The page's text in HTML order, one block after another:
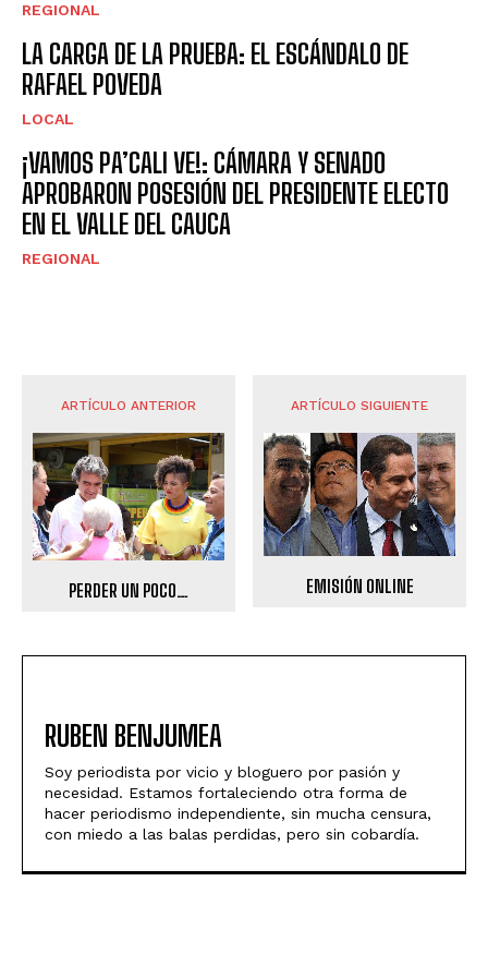
REGIONAL
LA CARGA DE LA PRUEBA: EL ESCÁNDALO DE
RAFAEL POVEDA
LOCAL
¡VAMOS PA’CALI VE!: CÁMARA Y SENADO
APROBARON POSESIÓN DEL PRESIDENTE ELECTO
EN EL VALLE DEL CAUCA
REGIONAL
ARTÍCULO ANTERIOR
PERDER UN POCO…
ARTÍCULO SIGUIENTE
EMISIÓN ONLINE
RUBEN BENJUMEA
Soy periodista por vicio y bloguero por pasión y
necesidad. Estamos fortaleciendo otra forma de
hacer periodismo independiente, sin mucha censura,
con miedo a las balas perdidas, pero sin cobardía.